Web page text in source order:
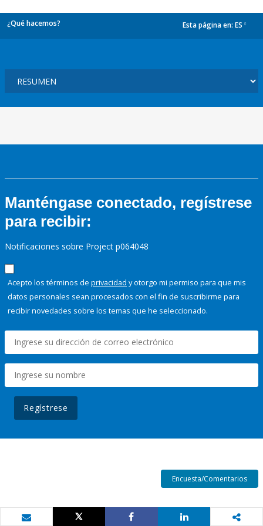
¿Qué hacemos? Esta página en: ES
Manténgase conectado, regístrese
para recibir:
Notificaciones sobre Project p064048
Acepto los términos de privacidad y otorgo mi permiso para que mis
datos personales sean procesados con el fin de suscribirme para
recibir novedades sobre los temas que he seleccionado.
Regístrese
Encuesta/Comentarios